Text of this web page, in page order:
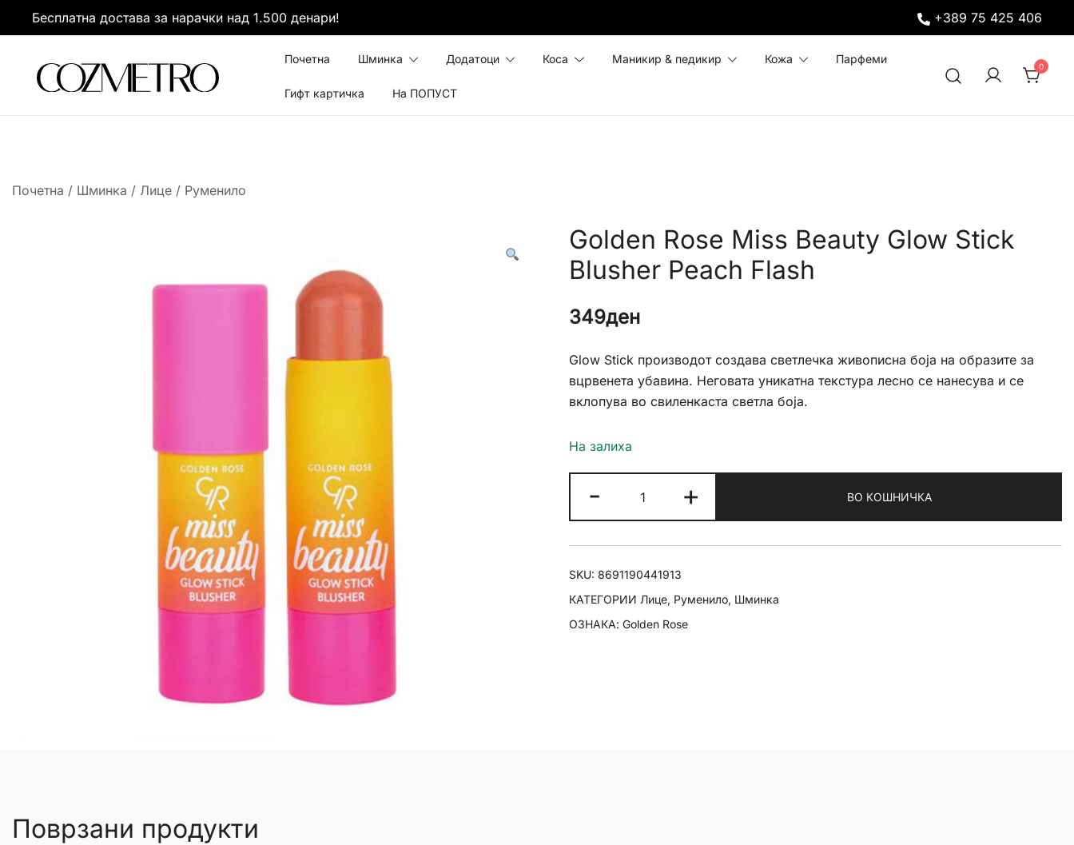
Бесплатна достава за нарачки над 1.500 денари! +389 75 425 406
Почетна Шминка Додатоци Коса Маникир & педикир Кожа Парфеми
Гифт картичка На ПОПУСТ
0
Почетна / Шминка / Лице / Руменило
Golden Rose Miss Beauty Glow Stick
Blusher Peach Flash
349ден
Glow Stick производот создава светлечка живописна боја на образите за
вцрвенета убавина. Неговата уникатна текстура лесно се нанесува и се
вклопува во свиленкаста светла боја.
На залиха
-
Rose
Miss
Beauty
Glow
Blusher
Peach
+ ВО КОШНИЧКА
SKU: 8691190441913
КАТЕГОРИИ Лице, Руменило, Шминка
ОЗНАКА: Golden Rose
Поврзани продукти